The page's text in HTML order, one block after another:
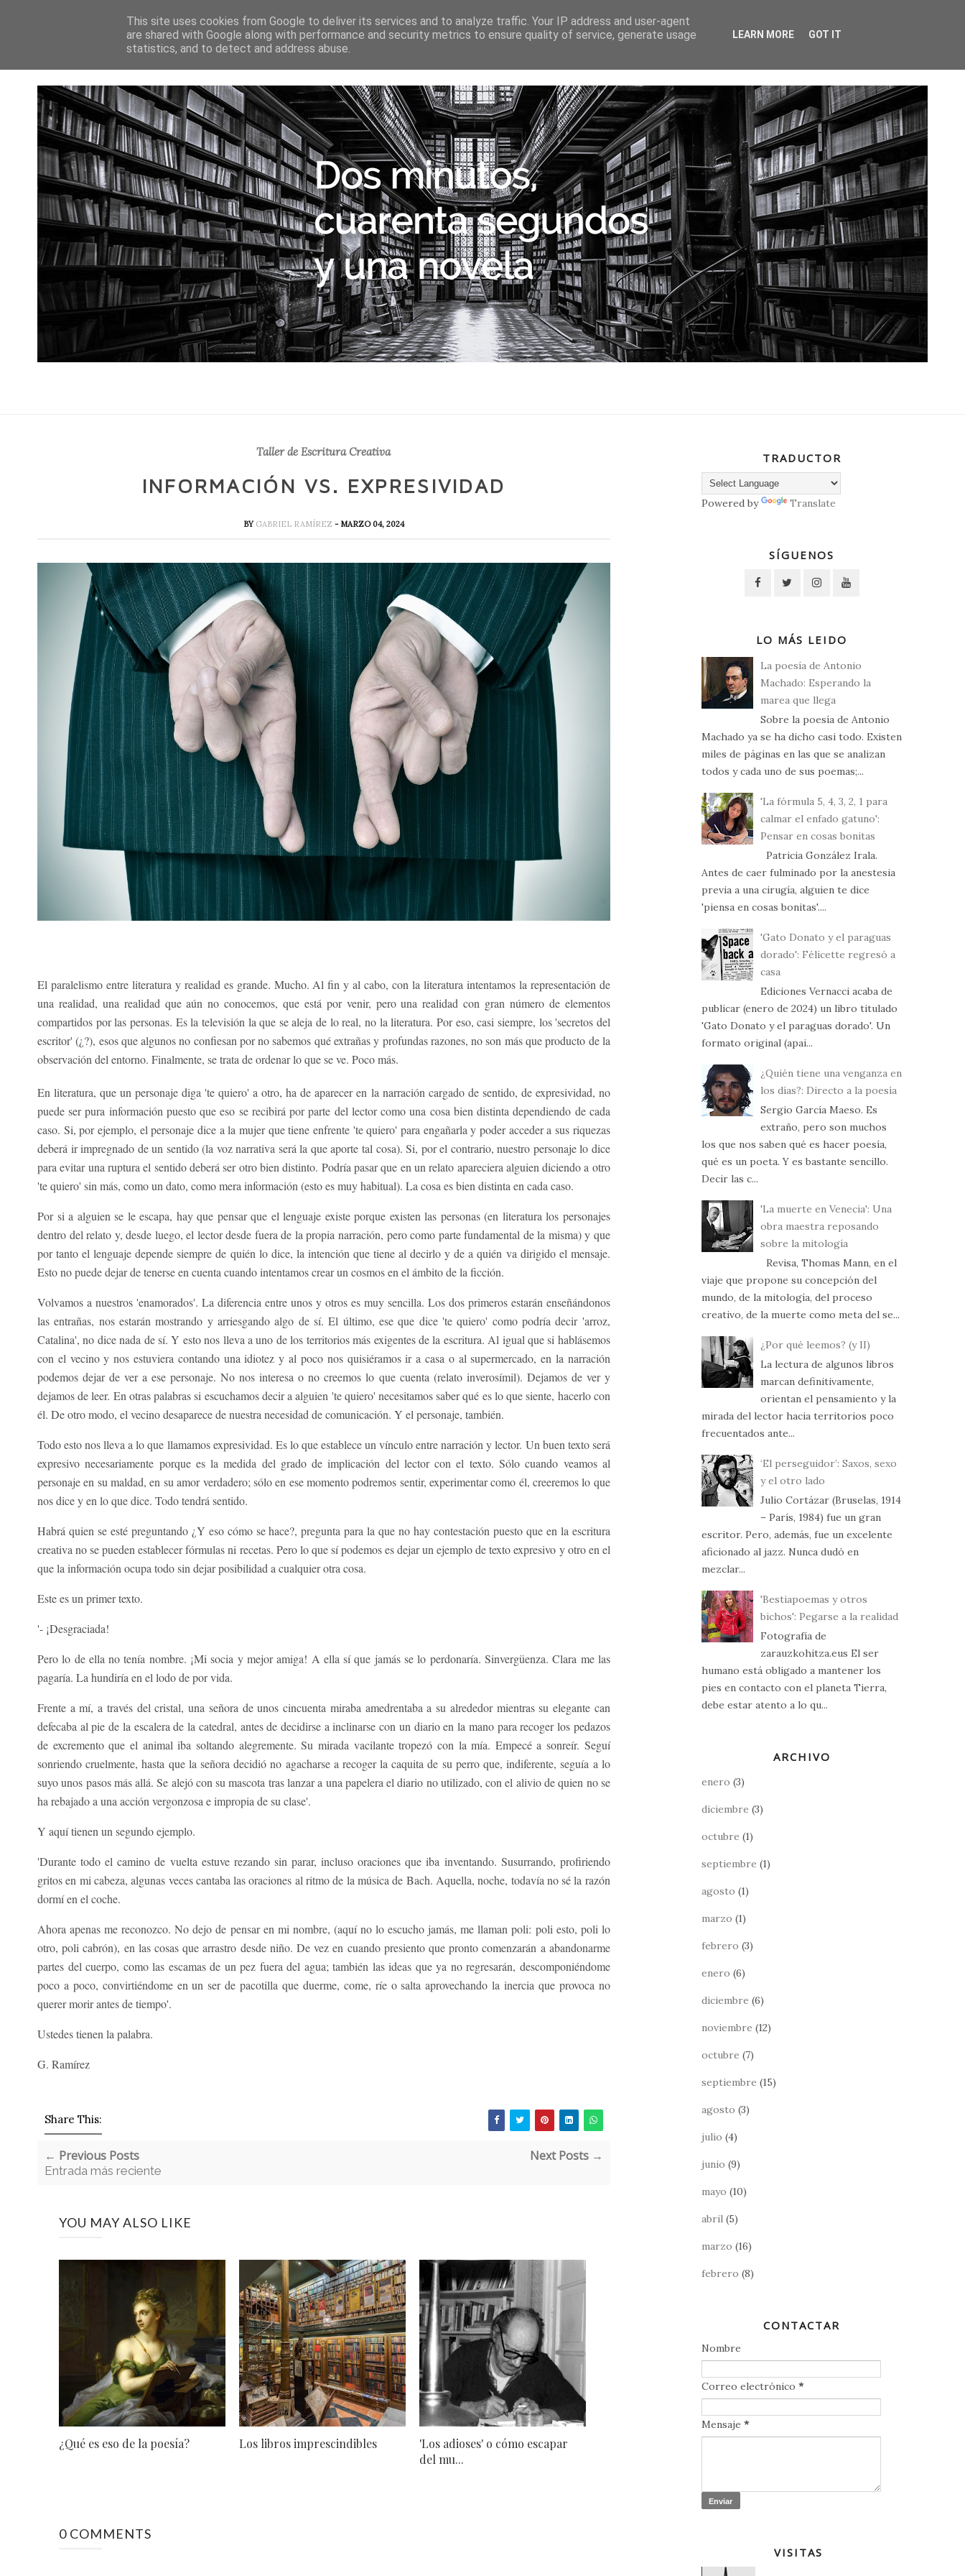
INICIO SECCIONES ESCRITORES PÁGINAS AMIGAS CONTACTAR
Taller de Escritura Creativa
INFORMACIÓN VS. EXPRESIVIDAD
BY GABRIEL RAMÍREZ - MARZO 04, 2024
El paralelismo entre literatura y realidad es grande. Mucho. Al fin y al cabo, con la literatura intentamos la representación de
una realidad, una realidad que aún no conocemos, que está por venir, pero una realidad con gran número de elementos
compartidos por las personas. Es la televisión la que se aleja de lo real, no la literatura. Por eso, casi siempre, los 'secretos del
escritor' (¿?), esos que algunos no confiesan por no sabemos qué extrañas y profundas razones, no son más que producto de la
observación del entorno. Finalmente, se trata de ordenar lo que se ve. Poco más.
En literatura, que un personaje diga 'te quiero' a otro, ha de aparecer en la narración cargado de sentido, de expresividad, no
puede ser pura información puesto que eso se recibirá por parte del lector como una cosa bien distinta dependiendo de cada
caso. Si, por ejemplo, el personaje dice a la mujer que tiene enfrente 'te quiero' para engañarla y poder acceder a sus riquezas
deberá ir impregnado de un sentido (la voz narrativa será la que aporte tal cosa). Si, por el contrario, nuestro personaje lo dice
para evitar una ruptura el sentido deberá ser otro bien distinto. Podría pasar que en un relato apareciera alguien diciendo a otro
'te quiero' sin más, como un dato, como mera información (esto es muy habitual). La cosa es bien distinta en cada caso.
Por si a alguien se le escapa, hay que pensar que el lenguaje existe porque existen las personas (en literatura los personajes
dentro del relato y, desde luego, el lector desde fuera de la propia narración, pero como parte fundamental de la misma) y que
por tanto el lenguaje depende siempre de quién lo dice, la intención que tiene al decirlo y de a quién va dirigido el mensaje.
Esto no puede dejar de tenerse en cuenta cuando intentamos crear un cosmos en el ámbito de la ficción.
Volvamos a nuestros 'enamorados'. La diferencia entre unos y otros es muy sencilla. Los dos primeros estarán enseñándonos
las entrañas, nos estarán mostrando y arriesgando algo de sí. El último, ese que dice 'te quiero' como podría decir 'arroz,
Catalina', no dice nada de sí. Y esto nos lleva a uno de los territorios más exigentes de la escritura. Al igual que si hablásemos
con el vecino y nos estuviera contando una idiotez y al poco nos quisiéramos ir a casa o al supermercado, en la narración
podemos dejar de ver a ese personaje. No nos interesa o no creemos lo que cuenta (relato inverosímil). Dejamos de ver y
dejamos de leer. En otras palabras si escuchamos decir a alguien 'te quiero' necesitamos saber qué es lo que siente, hacerlo con
él. De otro modo, el vecino desaparece de nuestra necesidad de comunicación. Y el personaje, también.
Todo esto nos lleva a lo que llamamos expresividad. Es lo que establece un vínculo entre narración y lector. Un buen texto será
expresivo necesariamente porque es la medida del grado de implicación del lector con el texto. Sólo cuando veamos al
personaje en su maldad, en su amor verdadero; sólo en ese momento podremos sentir, experimentar como él, creeremos lo que
nos dice y en lo que dice. Todo tendrá sentido.
Habrá quien se esté preguntando ¿Y eso cómo se hace?, pregunta para la que no hay contestación puesto que en la escritura
creativa no se pueden establecer fórmulas ni recetas. Pero lo que sí podemos es dejar un ejemplo de texto expresivo y otro en el
que la información ocupa todo sin dejar posibilidad a cualquier otra cosa.
Este es un primer texto.
'- ¡Desgraciada!
Pero lo de ella no tenía nombre. ¡Mi socia y mejor amiga! A ella sí que jamás se lo perdonaría. Sinvergüenza. Clara me las
pagaría. La hundiría en el lodo de por vida.
Frente a mí, a través del cristal, una señora de unos cincuenta miraba amedrentaba a su alrededor mientras su elegante can
defecaba al pie de la escalera de la catedral, antes de decidirse a inclinarse con un diario en la mano para recoger los pedazos
de excremento que el animal iba soltando alegremente. Su mirada vacilante tropezó con la mía. Empecé a sonreír. Seguí
sonriendo cruelmente, hasta que la señora decidió no agacharse a recoger la caquita de su perro que, indiferente, seguía a lo
suyo unos pasos más allá. Se alejó con su mascota tras lanzar a una papelera el diario no utilizado, con el alivio de quien no se
ha rebajado a una acción vergonzosa e impropia de su clase'.
Y aquí tienen un segundo ejemplo.
'Durante todo el camino de vuelta estuve rezando sin parar, incluso oraciones que iba inventando. Susurrando, profiriendo
gritos en mi cabeza, algunas veces cantaba las oraciones al ritmo de la música de Bach. Aquella, noche, todavía no sé la razón
dormí en el coche.
Ahora apenas me reconozco. No dejo de pensar en mi nombre, (aquí no lo escucho jamás, me llaman poli: poli esto, poli lo
otro, poli cabrón), en las cosas que arrastro desde niño. De vez en cuando presiento que pronto comenzarán a abandonarme
partes del cuerpo, como las escamas de un pez fuera del agua; también las ideas que ya no regresarán, descomponiéndome
poco a poco, convirtiéndome en un ser de pacotilla que duerme, come, ríe o salta aprovechando la inercia que provoca no
querer morir antes de tiempo'.
Ustedes tienen la palabra.
G. Ramírez
Share This:
← Previous Posts
Entrada más reciente
Next Posts →
YOU MAY ALSO LIKE
¿Qué es eso de la poesía? Los libros imprescindibles
'Los adioses' o cómo escapar
del mu...
0 COMMENTS
TRADUCTOR
Powered by Translate
SÍGUENOS
LO MÁS LEIDO
La poesía de Antonio
Machado: Esperando la
marea que llega
Sobre la poesía de Antonio
Machado ya se ha dicho casi todo. Existen
miles de páginas en las que se analizan
todos y cada uno de sus poemas;...
'La fórmula 5, 4, 3, 2, 1 para
calmar el enfado gatuno':
Pensar en cosas bonitas
Patricia González Irala.
Antes de caer fulminado por la anestesia
previa a una cirugía, alguien te dice
'piensa en cosas bonitas'....
'Gato Donato y el paraguas
dorado': Félicette regresó a
casa
Ediciones Vernacci acaba de
publicar (enero de 2024) un libro titulado
'Gato Donato y el paraguas dorado'. Un
formato original (apai...
¿Quién tiene una venganza en
los días?: Directo a la poesía
Sergio García Maeso. Es
extraño, pero son muchos
los que nos saben qué es hacer poesía,
qué es un poeta. Y es bastante sencillo.
Decir las c...
'La muerte en Venecia': Una
obra maestra reposando
sobre la mitología
Revisa, Thomas Mann, en el
viaje que propone su concepción del
mundo, de la mitología, del proceso
creativo, de la muerte como meta del se...
¿Por qué leemos? (y II)
La lectura de algunos libros
marcan definitivamente,
orientan el pensamiento y la
mirada del lector hacia territorios poco
frecuentados ante...
‘El perseguidor’: Saxos, sexo
y el otro lado
Julio Cortázar (Bruselas, 1914
– París, 1984) fue un gran
escritor. Pero, además, fue un excelente
aficionado al jazz. Nunca dudó en
mezclar...
'Bestiapoemas y otros
bichos': Pegarse a la realidad
Fotografía de
zarauzkohitza.eus El ser
humano está obligado a mantener los
pies en contacto con el planeta Tierra,
debe estar atento a lo qu...
ARCHIVO
enero (3)
diciembre (3)
octubre (1)
septiembre (1)
agosto (1)
marzo (1)
febrero (3)
enero (6)
diciembre (6)
noviembre (12)
octubre (7)
septiembre (15)
agosto (3)
julio (4)
junio (9)
mayo (10)
abril(5)
marzo (16)
febrero (8)
CONTACTAR
Nombre
Correo electrónico *
Mensaje *
VISITAS
This site uses cookies from Google to deliver its services and to analyze traffic. Your IP address and user-agent
are shared with Google along with performance and security metrics to ensure quality of service, generate usage
statistics, and to detect and address abuse.
LEARN MORE GOT IT